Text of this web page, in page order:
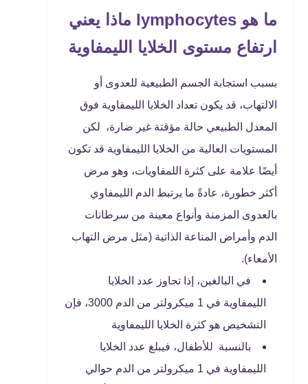
ما هو lymphocytes ماذا يعني
ارتفاع مستوى الخلايا الليمفاوية
بسبب استجابة الجسم الطبيعية للعدوى أو
الالتهاب، قد يكون تعداد الخلايا الليمفاوية فوق
المعدل الطبيعي حالة مؤقتة غير ضارة، لكن
المستويات العالية من الخلايا الليمفاوية قد تكون
أيضًا علامة على كثرة اللمفاويات، وهو مرض
أكثر خطورة، عادةً ما يرتبط الدم الليمفاوي
بالعدوى المزمنة وأنواع معينة من سرطانات
الدم وأمراض المناعة الذاتية (مثل مرض التهاب
الأمعاء).
في البالغين، إذا تجاوز عدد الخلايا
الليمفاوية في 1 ميكرولتر من الدم 3000، فإن
التشخيص هو كثرة الخلايا الليمفاوية
بالنسبة للأطفال، فيبلغ عدد الخلايا
الليمفاوية في 1 ميكرولتر من الدم حوالي